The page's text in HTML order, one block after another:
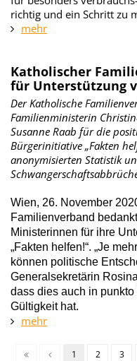
richtig und ein Schritt zu
mehr
Katholischer
für Unterstützung
Der Katholische
Familienministerin
Susanne Raab für die
Bürgerinitiative „Fakten
anonymisierten Statistik
Wien, 26. November
Familienverband
Ministerinnen für ihre
„Fakten helfen!“. „Je
können politische
Generalsekretärin
dass dies auch in
Gültigkeit hat.
mehr
1 2 3